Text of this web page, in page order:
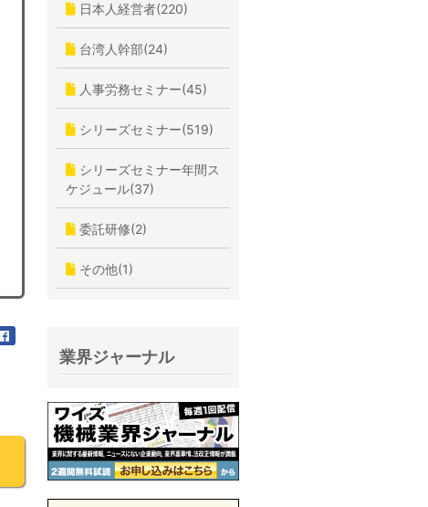
日本人経営者(220)
台湾人幹部(24)
人事労務セミナー(45)
シリーズセミナー(519)
シリーズセミナー年間ス
ケジュール(37)
委託研修(2)
その他(1)
業界ジャーナル